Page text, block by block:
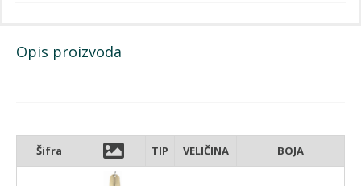
Opis proizvoda
Šifra TIP VELIČINA BOJA